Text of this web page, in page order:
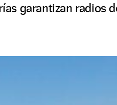
garantizan radios